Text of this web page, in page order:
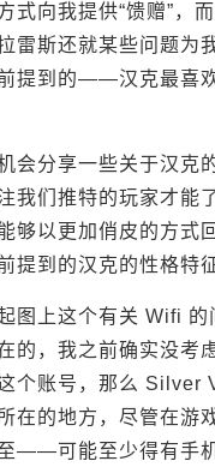
式向我提供“馈赠”，
雷斯还就某些问题为
提到的——汉克最喜
会分享一些关于汉克
我们推特的玩家才能
够以更加俏皮的方式
提到的汉克的性格特征
图上这个有关 Wifi 的
的，我之前确实没考
个账号，那么
在的地方，尽管在游
至——可能至少得有手